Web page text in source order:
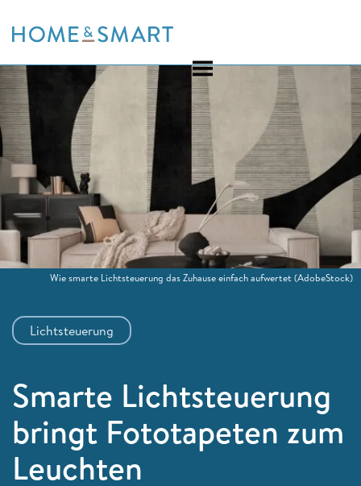
to
Lichtsteuerung
Smarte Lichtsteuerung
bringt Fototapeten zum
Leuchten
Wie smarte Lichtsteuerung das Zuhause einfach aufwertet (AdobeStock)